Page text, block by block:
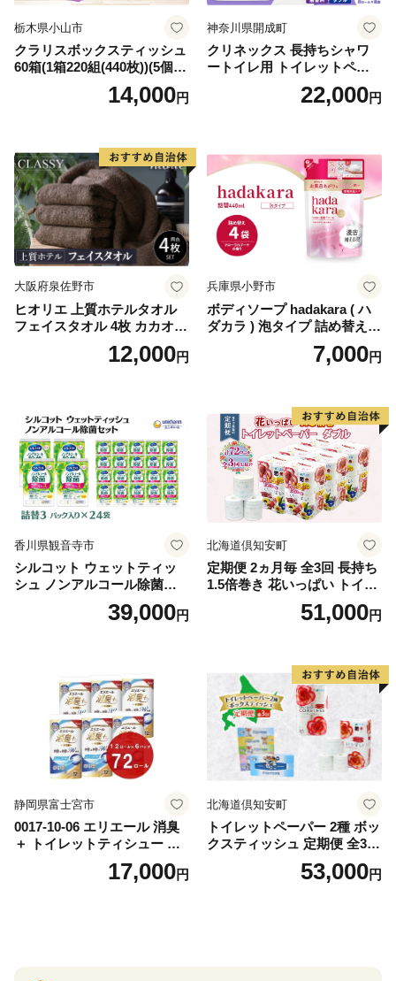
栃木県小山市
クラリスボックスティッシュ
60箱(1箱220組(440枚))(5個入
り×12セット)【1256759】
14,000円
神奈川県開成町
クリネックス 長持ちシャワ
ートイレ用 トイレットペー
パー（ダブル）64ロール(8ロ
ール×8パック) 開成町 トイレ
蓄 防災 エコ 消耗品 生活雑貨
生活用品 無香料 トイレット
ペーパー ダブル といれっと
ぺーぱー トイレ クレシア ト
イレットペーパー [BDBH002
-1]
22,000円
大阪府泉佐野市
ヒオリエ 上質ホテルタオル
フェイスタオル 4枚 カカオ
【タオル 泉州タオル 吸水 普
段使い 無地 シンプル 日用品
12,000円
兵庫県小野市
ボディソープ hadakara ( ハ
ダカラ ) 泡タイプ 詰め替え 4
40ml×4袋 ボディーソープ 泡
ボディソープ 泡 日用品 消耗
泡石鹸 石鹸 兵庫 兵庫県 小野
7,000円
香川県観音寺市
シルコット ウェットティッ
シュ ノンアルコール除菌詰
替（43枚×3P）×24袋 日用品
おもちゃ 拭き取り 手拭き 外
39,000円
北海道倶知安町
定期便 2ヵ月毎 全3回 長持ち
1.5倍巻き 花いっぱい トイレ
ットペーパー ダブル 45ｍ 計
72ロール 全18種 花柄 プリン
ー 消耗品 備蓄 送料無料 北海
道 倶知安町 日用品
51,000円
静岡県富士宮市
0017-10-06 エリエール 消臭
＋ トイレットティシュー し
っかり香るフレッシュクリア
の香り ダブル 12ロール×6パ
17,000円
北海道倶知安町
トイレットペーパー 2種 ボッ
クスティッシュ 定期便 全3
回 日本製 まとめ買い 防災
常備品 日用雑貨 消耗品 生活
53,000円